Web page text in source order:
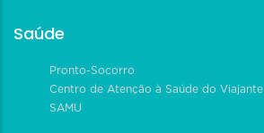
Saúde
Pronto-Socorro
Centro de Atenção à Saúde do Viajante
SAMU